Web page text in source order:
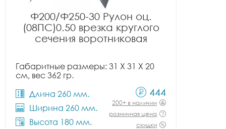
Ф200/Ф250-30 Рулон оц.
(08ПС)0.50 врезка круглого
сечения воротниковая
Габаритные размеры: 31 X 31 X 20
см, вес 362 гр.
Длина 260 мм.
Ширина 260 мм.
Высота 180 мм.
444
200+ в наличии
розничная цена
скидки